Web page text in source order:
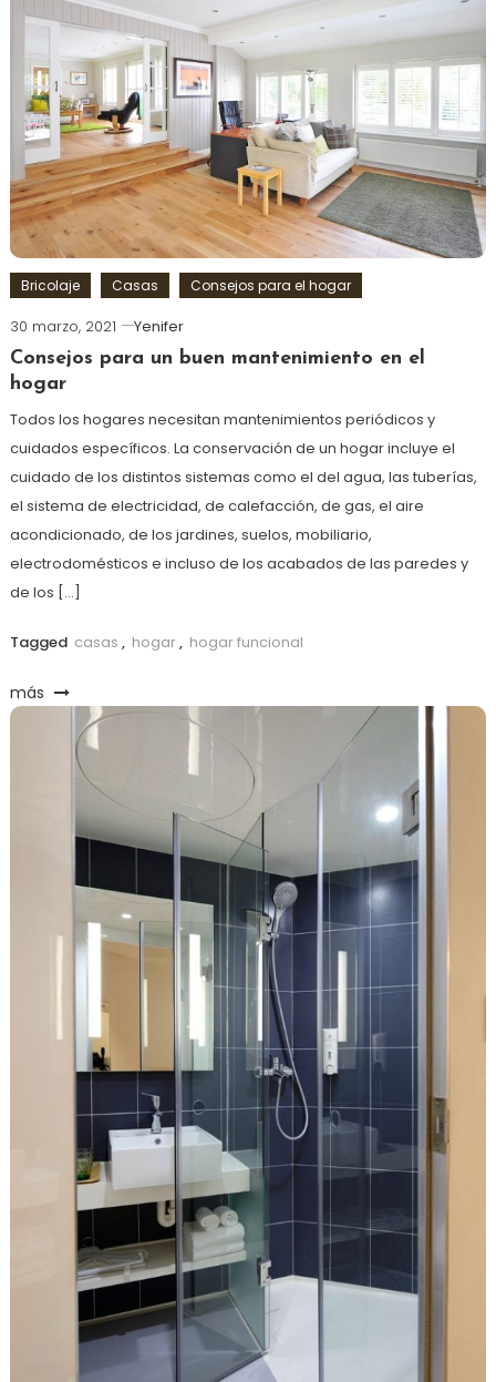
Bricolaje Casas Consejos para el hogar
30 marzo, 2021
Yenifer
Consejos para un buen mantenimiento en el
hogar
Todos los hogares necesitan mantenimientos periódicos y
cuidados específicos. La conservación de un hogar incluye el
cuidado de los distintos sistemas como el del agua, las tuberías,
el sistema de electricidad, de calefacción, de gas, el aire
acondicionado, de los jardines, suelos, mobiliario,
electrodomésticos e incluso de los acabados de las paredes y
de los […]
Tagged casas , hogar, hogar funcional
más